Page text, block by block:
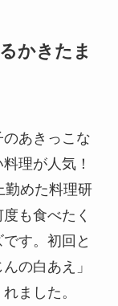
かきたま
あきっこな
理が人気！
勤めた料理研
も食べたく
す。初回と
の白あえ」
ました。